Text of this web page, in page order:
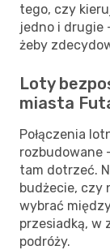
tego, czy
jedno i drugie
żeby
Loty
miasta
Połączenia
rozbudowane
tam dotrzeć.
budżecie, czy
wybrać
przesiadką, w
podróży.